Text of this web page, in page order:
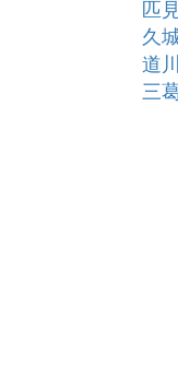
匹
久
道
三